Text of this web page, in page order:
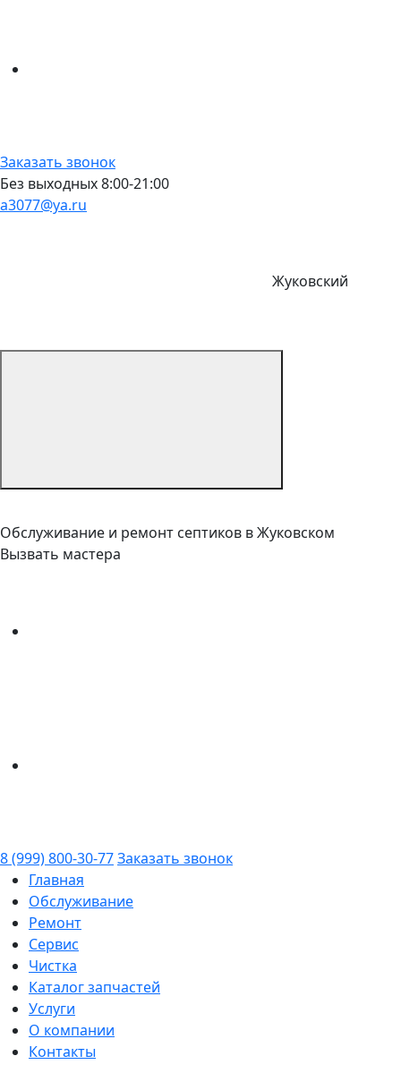
Заказать звонок
Без выходных 8:00-21:00
a3077@ya.ru
Жуковский
Обслуживание и ремонт септиков в Жуковском
Вызвать мастера
8 (999) 800-30-77Заказать звонок
Главная
Обслуживание
Ремонт
Сервис
Чистка
Каталог запчастей
Услуги
О компании
Контакты